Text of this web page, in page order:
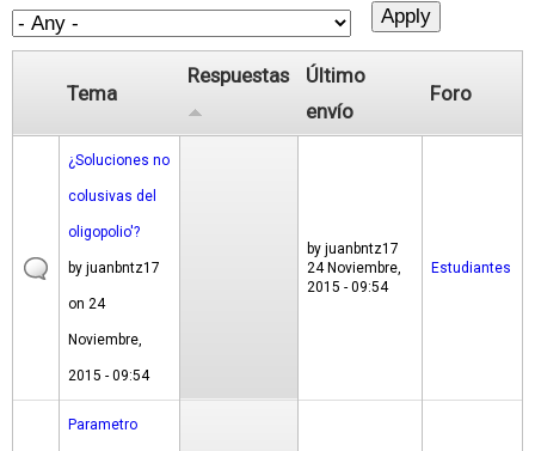
Tema
Respuestas
Último
envío
Foro
¿Soluciones no
colusivas del
oligopolio'?
by juanbntz17
on 24
Noviembre,
2015 - 09:54
by juanbntz17
24 Noviembre,
2015 - 09:54
Estudiantes
Parametro